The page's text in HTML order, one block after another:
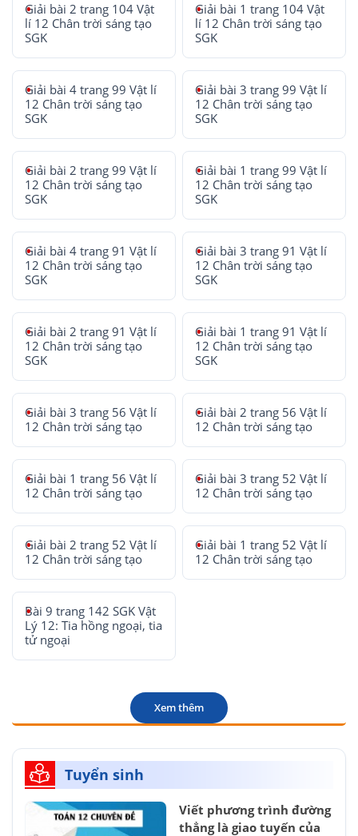
Giải bài 2 trang 104 Vật
lí 12 Chân trời sáng tạo
SGK
Giải bài 1 trang 104 Vật
lí 12 Chân trời sáng tạo
SGK
Giải bài 4 trang 99 Vật lí
12 Chân trời sáng tạo
SGK
Giải bài 3 trang 99 Vật lí
12 Chân trời sáng tạo
SGK
Giải bài 2 trang 99 Vật lí
12 Chân trời sáng tạo
SGK
Giải bài 1 trang 99 Vật lí
12 Chân trời sáng tạo
SGK
Giải bài 4 trang 91 Vật lí
12 Chân trời sáng tạo
SGK
Giải bài 3 trang 91 Vật lí
12 Chân trời sáng tạo
SGK
Giải bài 2 trang 91 Vật lí
12 Chân trời sáng tạo
SGK
Giải bài 1 trang 91 Vật lí
12 Chân trời sáng tạo
SGK
Giải bài 3 trang 56 Vật lí
12 Chân trời sáng tạo
Giải bài 2 trang 56 Vật lí
12 Chân trời sáng tạo
Giải bài 1 trang 56 Vật lí
12 Chân trời sáng tạo
Giải bài 3 trang 52 Vật lí
12 Chân trời sáng tạo
Giải bài 2 trang 52 Vật lí
12 Chân trời sáng tạo
Giải bài 1 trang 52 Vật lí
12 Chân trời sáng tạo
Bài 9 trang 142 SGK Vật
Lý 12: Tia hồng ngoại, tia
tử ngoại
Xem thêm
Tuyển sinh
Viết phương trình đường
thẳng là giao tuyến của